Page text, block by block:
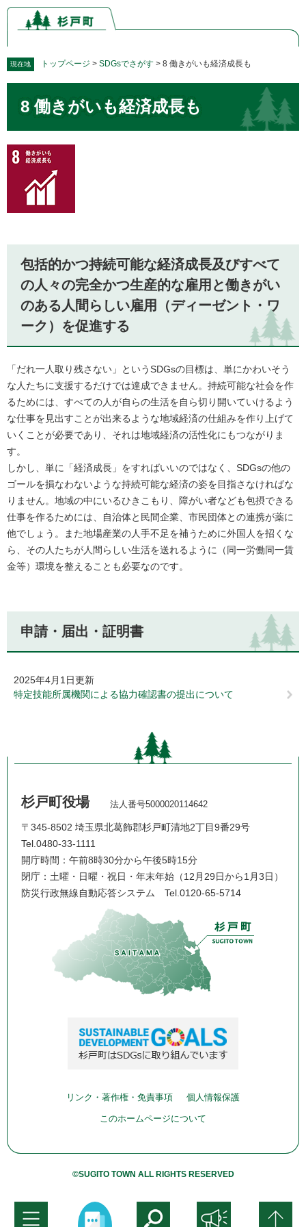
ペ
の
メ
ー
現在地 トップページ > SDGsでさがす > 8 働きがいも経済成長も
8 働きがいも経済成長も
​包括的かつ持続可能な経済成長及びすべて
の人々の完全かつ生産的な雇用と働きがい
のある人間らしい雇用（ディーゼント・ワ
ーク）を促進する
「だれ一人取り残さない」というSDGsの目標は、単にかわいそう
な人たちに支援するだけでは達成できません。持続可能な社会を作
るためには、すべての人が自らの生活を自ら切り開いていけるよう
な仕事を見出すことが出来るような地域経済の仕組みを作り上げて
いくことが必要であり、それは地域経済の活性化にもつながりま
す。
しかし、単に「経済成長」をすればいいのではなく、SDGsの他の
ゴールを損なわないような持続可能な経済の姿を目指さなければな
りません。地域の中にいるひきこもり、障がい者なども包摂できる
仕事を作るためには、自治体と民間企業、市民団体との連携が薬に
他でしょう。また地場産業の人手不足を補うために外国人を招くな
ら、その人たちが人間らしい生活を送れるように（同一労働同一賃
金等）環境を整えることも必要なのです。
申請・届出・証明書
2025年4月1日更新
特定技能所属機関による協力確認書の提出について
杉戸町役場 法人番号5000020114642
〒345-8502 埼玉県北葛飾郡杉戸町清地2丁目9番29号
Tel.0480-33-1111
開庁時間：午前8時30分から午後5時15分
閉庁：土曜・日曜・祝日・年末年始（12月29日から1月3日）
防災行政無線自動応答システム Tel.0120-65-5714
リンク・著作権・免責事項 個人情報保護
このホームページについて
©SUGITO TOWN ALL RIGHTS RESERVED